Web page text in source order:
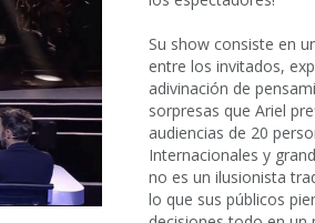
Su show consiste en
entre los invitados,
adivinación de
sorpresas que Ariel
audiencias de 20
Internacionales y
no es un ilusionista
lo que sus públicos